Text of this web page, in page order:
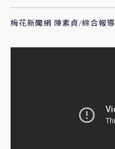
梅花新聞網 陳素貞/綜合報導